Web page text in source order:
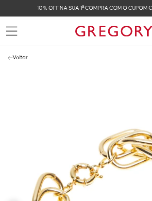
10% OFF NA SUA 1ª COMPRA COM O CUPOM
Voltar